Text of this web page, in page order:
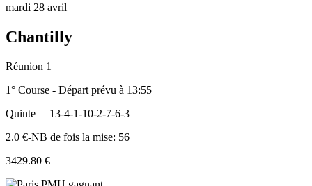
mardi 28 avril
Chantilly
Réunion 1
1° Course - Départ prévu à 13:55
Quinte
13-4-1-10-2-7-6-3
2.0 €-NB de fois la mise: 56
3429.80 €